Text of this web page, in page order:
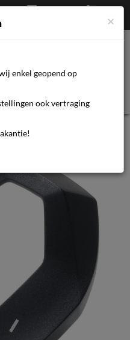
€0,00
Afrekenen
Mijn account
bedieningsee
×
enkel geopend op
ook vertraging